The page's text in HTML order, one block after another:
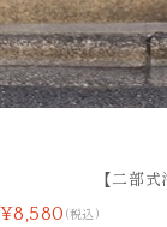
【二部
¥8,580 (税込)